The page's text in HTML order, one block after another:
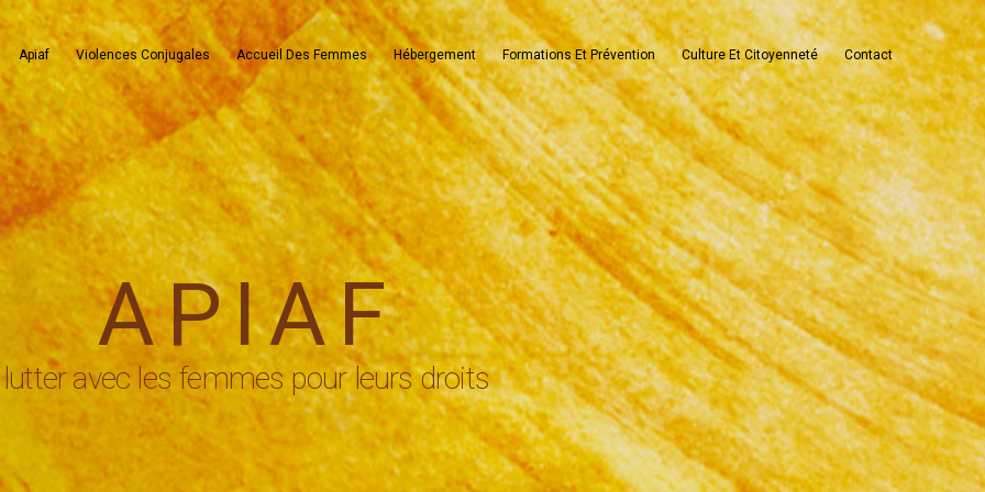
Apiaf Violences Conjugales Accueil Des Femmes Hébergement Formations Et Prévention Culture Et Citoyenneté Contact
APIAF
lutter avec les femmes pour leurs droits